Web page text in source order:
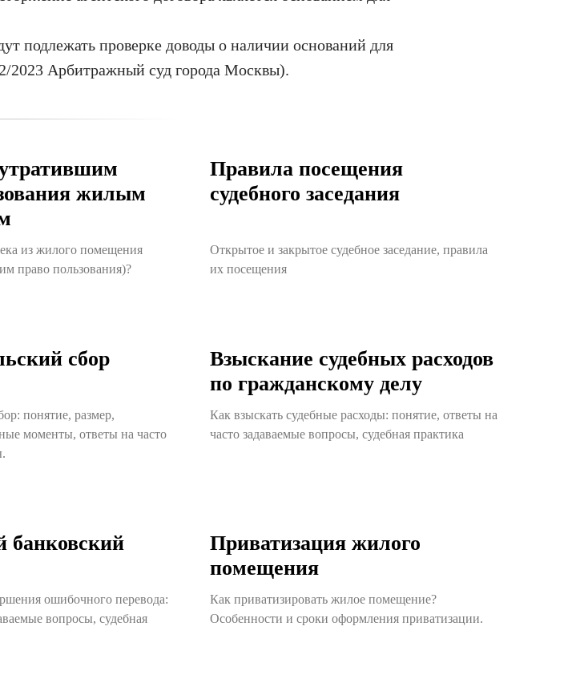
подлежать проверке доводы о наличии оснований для
2023 Арбитражный суд города Москвы).
жилым
из жилого помещения
право пользования)?
Правила посещения
судебного заседания
Открытое и закрытое судебное заседание, правила
их посещения
сбор
понятие, размер,
моменты, ответы на часто
Взыскание судебных расходов
по гражданскому делу
Как взыскать судебные расходы: понятие, ответы на
часто задаваемые вопросы, судебная практика
ошибочного перевода:
вопросы, судебная
Приватизация жилого
помещения
Как приватизировать жилое помещение?
Особенности и сроки оформления приватизации.